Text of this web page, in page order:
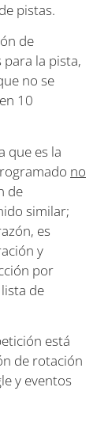
pistas.
de
la pista,
no se
10
que es la
no
de
similar;
es
y
por
de
está
de rotación
y eventos